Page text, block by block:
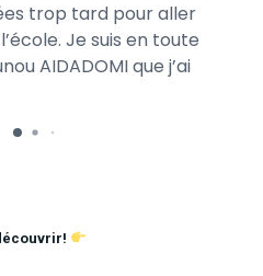
trop tard pour aller
Je suis en toute
AIDADOMI que j’ai